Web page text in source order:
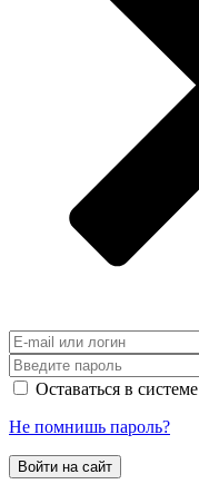
Оставаться в системе
Не помнишь пароль?
Войти на сайт